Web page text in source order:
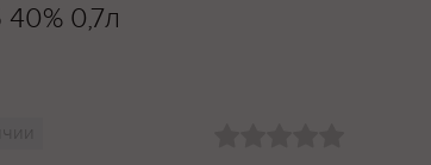
0,7л